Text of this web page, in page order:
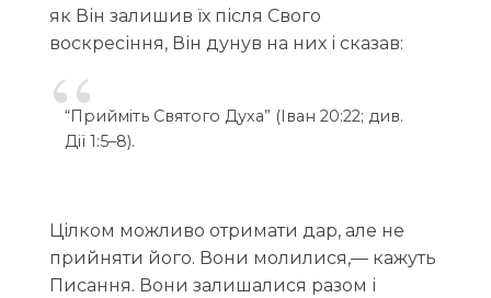
як Він залишив їх після Свого
воскресіння, Він дунув на них і сказав:
“Прийміть Святого Духа” (Іван 20:22; див.
Дії 1:5–8).
Цілком можливо отримати дар, але не
прийняти його. Вони молилися,— кажуть
Писання. Вони залишалися разом і